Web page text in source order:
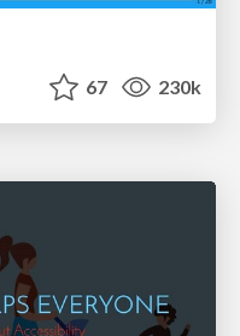
67 230k